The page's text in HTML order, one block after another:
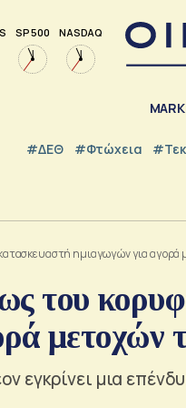
SP 500 NASDAQ
#ΔΕΘ #Φτώχεια
ημιαγωγών για αγορά
του
μετοχών
εγκρίνει μια